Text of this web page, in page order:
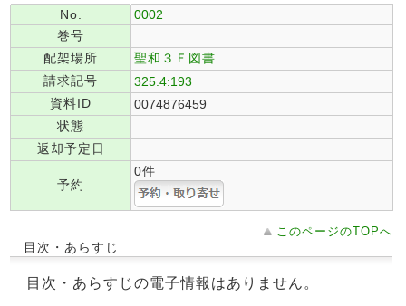
No.
0002
巻号
配架場所
聖和３Ｆ図書
請求記号
325.4:193
資料ID
0074876459
状態
返却予定日
予約
0件
このページのTOPへ
目次・あらすじ
目次・あらすじの電子情報はありません。